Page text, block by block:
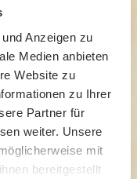
Anzeigen zu
Medien anbieten
Website zu
zu Ihrer
Partner für
weiter. Unsere
mit
bereitgestellt